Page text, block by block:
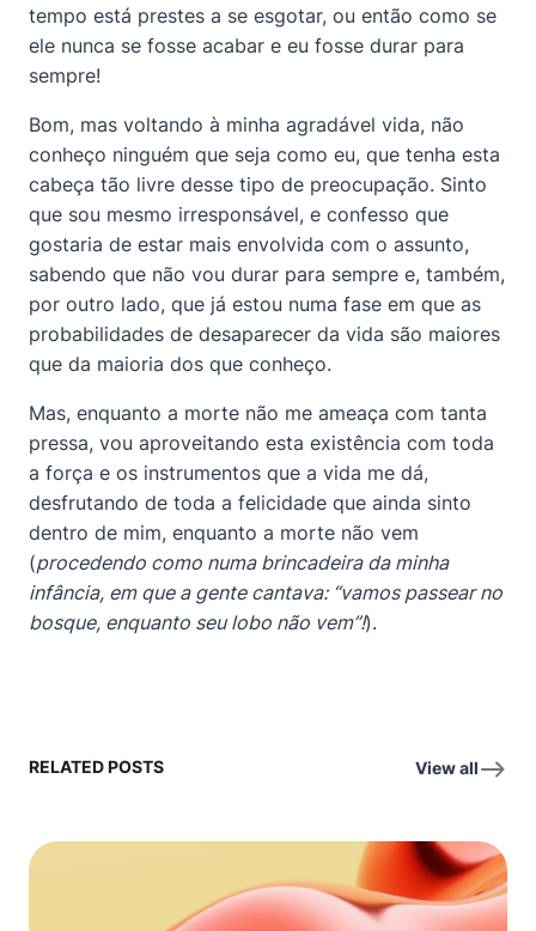
tempo está prestes a se esgotar, ou então como se
ele nunca se fosse acabar e eu fosse durar para
sempre!
Bom, mas voltando à minha agradável vida, não
conheço ninguém que seja como eu, que tenha esta
cabeça tão livre desse tipo de preocupação. Sinto
que sou mesmo irresponsável, e confesso que
gostaria de estar mais envolvida com o assunto,
sabendo que não vou durar para sempre e, também,
por outro lado, que já estou numa fase em que as
probabilidades de desaparecer da vida são maiores
que da maioria dos que conheço.
Mas, enquanto a morte não me ameaça com tanta
pressa, vou aproveitando esta existência com toda
a força e os instrumentos que a vida me dá,
desfrutando de toda a felicidade que ainda sinto
dentro de mim, enquanto a morte não vem
(procedendo como numa brincadeira da minha
infância, em que a gente cantava: “vamos passear no
bosque, enquanto seu lobo não vem”!).
RELATED POSTS View all